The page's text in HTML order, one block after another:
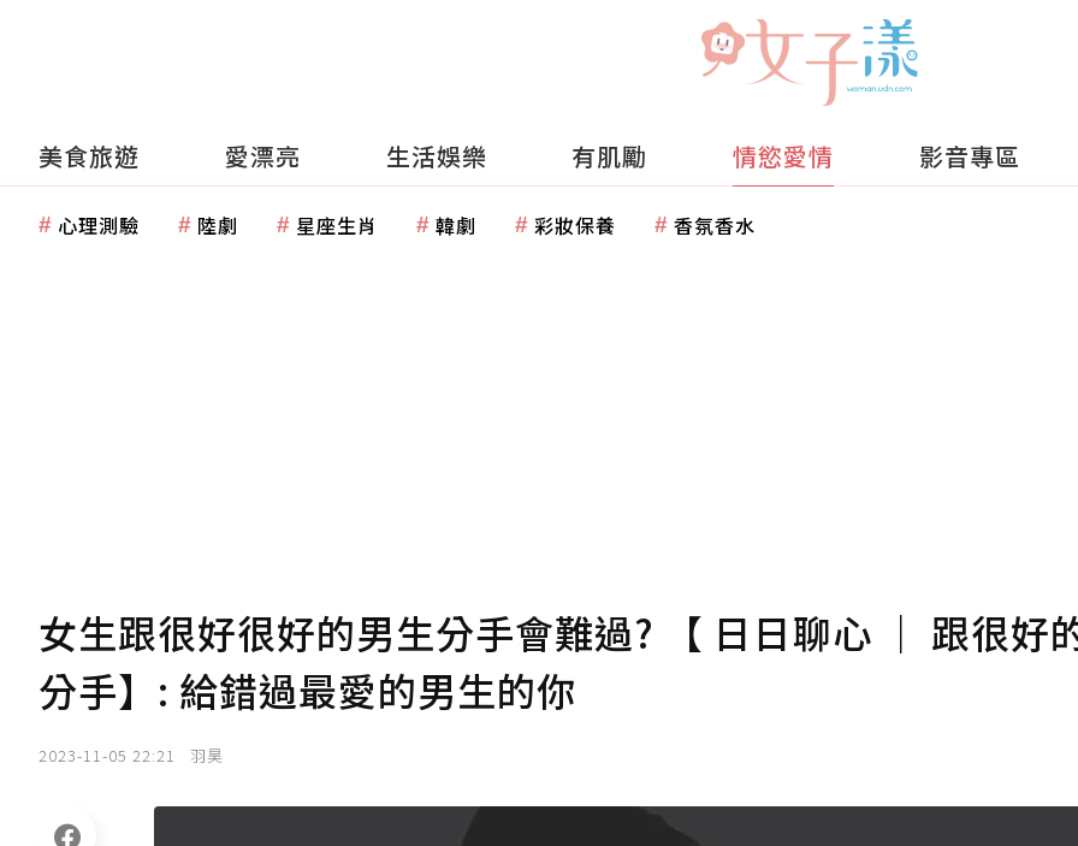
美食旅遊 愛漂亮 生活娛樂 有肌勵 情慾愛情 影音專區
心理測驗 陸劇 星座生肖 韓劇 彩妝保養 香氛香水
女生跟很好很好的男生分手會難過? 【 日日聊心 ｜ 跟很好
分手】: 給錯過最愛的男生的你
2023-11-05 22:21 羽昊